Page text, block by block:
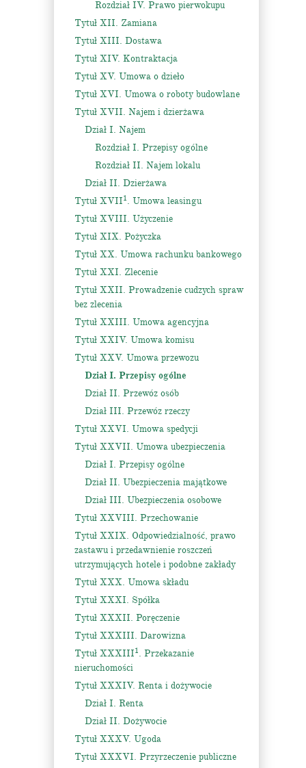
Rozdział IV. Prawo pierwokupu
Tytuł XII. Zamiana
Tytuł XIII. Dostawa
Tytuł XIV. Kontraktacja
Tytuł XV. Umowa o dzieło
Tytuł XVI. Umowa o roboty budowlane
Tytuł XVII. Najem i dzierżawa
Dział I. Najem
Rozdział I. Przepisy ogólne
Rozdział II. Najem lokalu
Dział II. Dzierżawa
Tytuł XVII1. Umowa leasingu
Tytuł XVIII. Użyczenie
Tytuł XIX. Pożyczka
Tytuł XX. Umowa rachunku bankowego
Tytuł XXI. Zlecenie
Tytuł XXII. Prowadzenie cudzych spraw
bez zlecenia
Tytuł XXIII. Umowa agencyjna
Tytuł XXIV. Umowa komisu
Tytuł XXV. Umowa przewozu
Dział I. Przepisy ogólne
Dział II. Przewóz osób
Dział III. Przewóz rzeczy
Tytuł XXVI. Umowa spedycji
Tytuł XXVII. Umowa ubezpieczenia
Dział I. Przepisy ogólne
Dział II. Ubezpieczenia majątkowe
Dział III. Ubezpieczenia osobowe
Tytuł XXVIII. Przechowanie
Tytuł XXIX. Odpowiedzialność, prawo
zastawu i przedawnienie roszczeń
utrzymujących hotele i podobne zakłady
Tytuł XXX. Umowa składu
Tytuł XXXI. Spółka
Tytuł XXXII. Poręczenie
Tytuł XXXIII. Darowizna
Tytuł XXXIII1. Przekazanie
nieruchomości
Tytuł XXXIV. Renta i dożywocie
Dział I. Renta
Dział II. Dożywocie
Tytuł XXXV. Ugoda
Tytuł XXXVI. Przyrzeczenie publiczne